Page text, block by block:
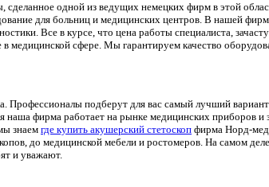
одной из ведущих немецких фирм в этой
для больниц и медицинских центров. В нашей
Все в курсе, что цена работы специалиста,
медицинской сфере. Мы гарантируем качество
подберут для вас самый лучший
фирма работает на рынке медицинских приборов и
знаем где купить акушерский стетоскоп фирма Норд-
до медицинской мебели и ростомеров. На самом
и уважают.